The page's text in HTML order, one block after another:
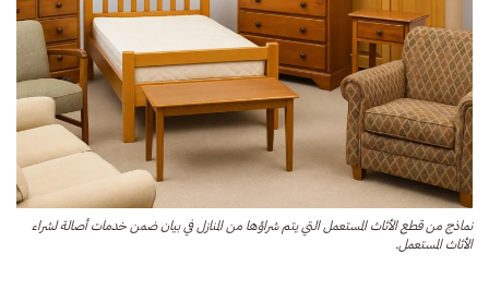
نماذج من قطع الأثاث المستعمل التي يتم شراؤها من المنازل في بيان ضمن خدمات أصالة لشراء
الأثاث المستعمل.